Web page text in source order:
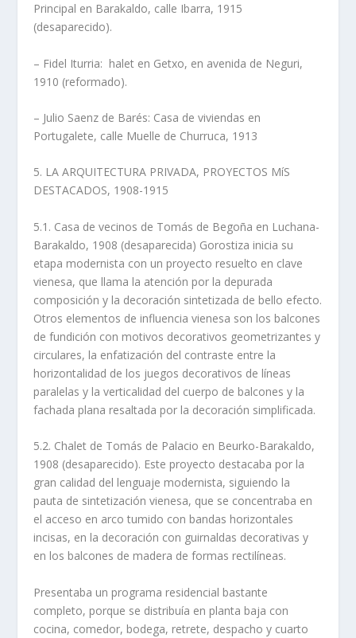
Principal en Barakaldo, calle Ibarra, 1915
(desaparecido).
– Fidel Iturria: halet en Getxo, en avenida de Neguri,
1910 (reformado).
– Julio Saenz de Barés: Casa de viviendas en
Portugalete, calle Muelle de Churruca, 1913
5. LA ARQUITECTURA PRIVADA, PROYECTOS MíS
DESTACADOS, 1908-1915
5.1. Casa de vecinos de Tomás de Begoña en Luchana-
Barakaldo, 1908 (desaparecida) Gorostiza inicia su
etapa modernista con un proyecto resuelto en clave
vienesa, que llama la atención por la depurada
composición y la decoración sintetizada de bello efecto.
Otros elementos de influencia vienesa son los balcones
de fundición con motivos decorativos geometrizantes y
circulares, la enfatización del contraste entre la
horizontalidad de los juegos decorativos de lí­neas
paralelas y la verticalidad del cuerpo de balcones y la
fachada plana resaltada por la decoración simplificada.
5.2. Chalet de Tomás de Palacio en Beurko-Barakaldo,
1908 (desaparecido). Este proyecto destacaba por la
gran calidad del lenguaje modernista, siguiendo la
pauta de sintetización vienesa, que se concentraba en
el acceso en arco tumido con bandas horizontales
incisas, en la decoración con guirnaldas decorativas y
en los balcones de madera de formas rectilí­neas.
Presentaba un programa residencial bastante
completo, porque se distribuí­a en planta baja con
cocina, comedor, bodega, retrete, despacho y cuarto